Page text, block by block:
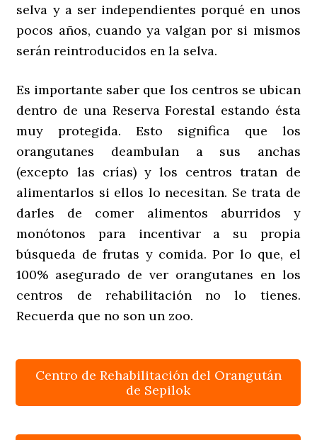
selva y a ser independientes porqué en unos
pocos años, cuando ya valgan por si mismos
serán reintroducidos en la selva.
Es importante saber que los centros se ubican
dentro de una Reserva Forestal estando ésta
muy protegida. Esto significa que los
orangutanes deambulan a sus anchas
(excepto las crías) y los centros tratan de
alimentarlos si ellos lo necesitan. Se trata de
darles de comer alimentos aburridos y
monótonos para incentivar a su propia
búsqueda de frutas y comida. Por lo que, el
100% asegurado de ver orangutanes en los
centros de rehabilitación no lo tienes.
Recuerda que no son un zoo.
Centro de Rehabilitación del Orangután
de Sepilok